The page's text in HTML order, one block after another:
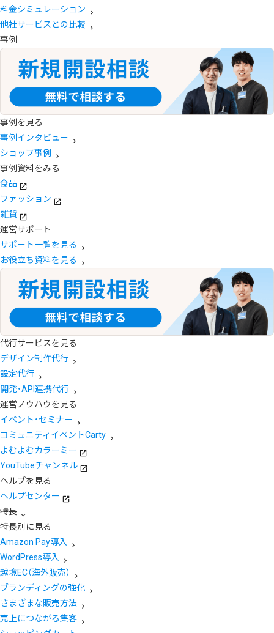
料金シミュレーション
他社サービスとの比較
事例
事例を見る
事例インタビュー
ショップ事例
事例資料をみる
食品
ファッション
雑貨
運営サポート
サポート一覧を見る
お役立ち資料を見る
代行サービスを見る
デザイン制作代行
設定代行
開発・API連携代行
運営ノウハウを見る
イベント・セミナー
コミュニティイベントCarty
よむよむカラーミー
YouTubeチャンネル
ヘルプを見る
ヘルプセンター
特長
特長別に見る
Amazon Pay導入
WordPress導入
越境EC（海外販売）
ブランディングの強化
さまざまな販売方法
売上につながる集客